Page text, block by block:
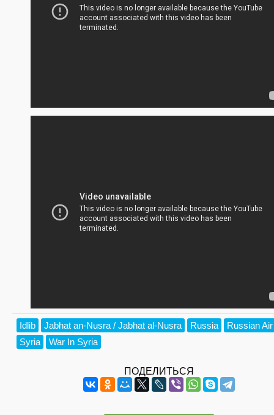
Idlib Jabhat an-Nusra / Jabhat al-Nusra Russia
Russian
Syria
War In Syria
ПОДЕЛИТЬСЯ